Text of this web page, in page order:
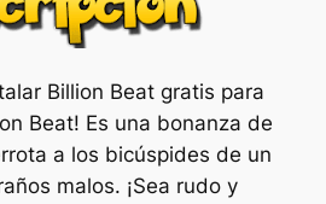
Billion Beat gratis para
Beat! Es una bonanza de
a los bicúspides de un
malos. ¡Sea rudo y